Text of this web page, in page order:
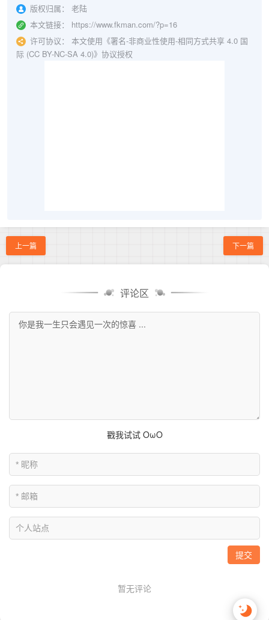
版权归属：
老陆
本文链接：
https://www.fkman.com/?p=16
许可协议：
本文使用《署名-非商业性使用-相同方式共享 4.0 国
际 (CC BY-NC-SA 4.0)》协议授权
上一篇 下一篇
评论区